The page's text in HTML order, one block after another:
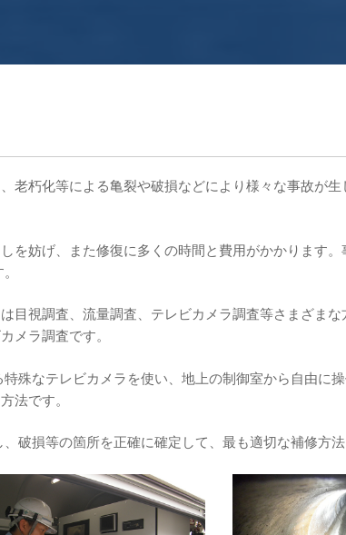
老朽化等による亀裂や破損などにより様々な事故が生
を妨げ、また修復に多くの時間と費用がかかります。
目視調査、流量調査、テレビカメラ調査等さまざまな
メラ調査です。
殊なテレビカメラを使い、地上の制御室から自由に
法です。
破損等の箇所を正確に確定して、最も適切な補修方法